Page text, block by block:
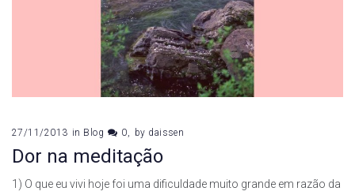
novembro
2013
27/11/2013 in Blog 0 by daissen
Dor na meditação
1) O que eu vivi hoje foi uma dificuldade muito grande em razão da